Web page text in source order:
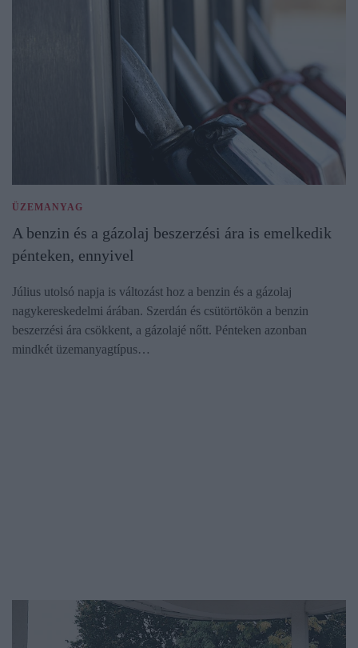
ÜZEMANYAG
A benzin és a gázolaj beszerzési ára is emelkedik
pénteken, ennyivel
Július utolsó napja is változást hoz a benzin és a gázolaj
nagykereskedelmi árában. Szerdán és csütörtökön a benzin
beszerzési ára csökkent, a gázolajé nőtt. Pénteken azonban
mindkét üzemanyagtípus…